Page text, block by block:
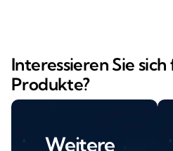
Interessieren Sie
Produkte?
Weitere